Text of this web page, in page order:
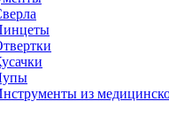
из